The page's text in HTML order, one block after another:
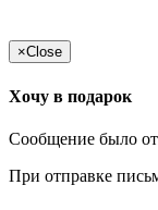
×Close
Хочу в подарок
Сообщение было
При отправке